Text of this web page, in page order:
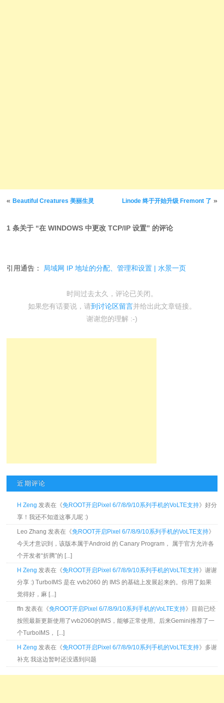
文章导航
«Beautiful Creatures 美丽生灵 Linode 终于开始升级 Fremont 了 »
1 条关于 “在 WINDOWS 中更改 TCP/IP 设置” 的评论
引用通告： 局域网 IP 地址的分配、管理和设置 | 水景一页
时间过去太久，评论已关闭。
如果您有话要说，请到讨论区留言并给出此文章链接。
谢谢您的理解 :-)
近期评论
H Zeng 发表在《免ROOT开启Pixel 6/7/8/9/10系列手机的VoLTE支持》好分
享！我还不知道这事儿呢 :)
Leo Zhang 发表在《免ROOT开启Pixel 6/7/8/9/10系列手机的VoLTE支持》
今天才意识到，该版本属于Android 的 Canary Program， 属于官方允许各
个开发者“折腾”的 [...]
H Zeng 发表在《免ROOT开启Pixel 6/7/8/9/10系列手机的VoLTE支持》谢谢
分享 :) TurboIMS 是在 vvb2060 的 IMS 的基础上发展起来的。你用了如果
觉得好，麻 [...]
ffn 发表在《免ROOT开启Pixel 6/7/8/9/10系列手机的VoLTE支持》目前已经
按照最新更新使用了vvb2060的IMS，能够正常使用。后来Gemini推荐了一
个TurboIMS， [...]
H Zeng 发表在《免ROOT开启Pixel 6/7/8/9/10系列手机的VoLTE支持》多谢
补充 我这边暂时还没遇到问题